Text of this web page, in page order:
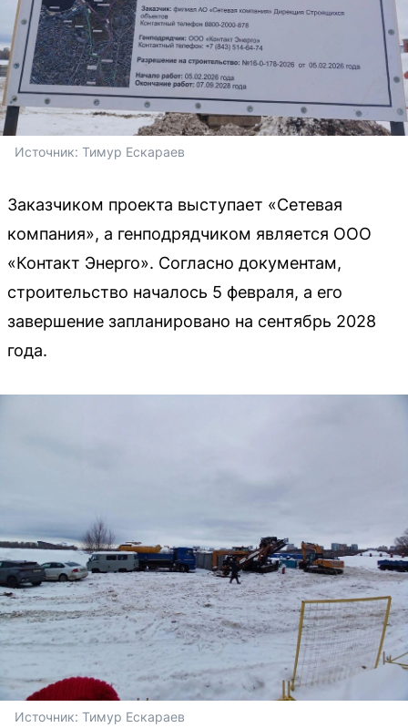
Источник: Тимур Ескараев
Заказчиком проекта выступает «Сетевая
компания», а генподрядчиком является ООО
«Контакт Энерго». Согласно документам,
строительство началось 5 февраля, а его
завершение запланировано на сентябрь 2028
года.
Источник: Тимур Ескараев